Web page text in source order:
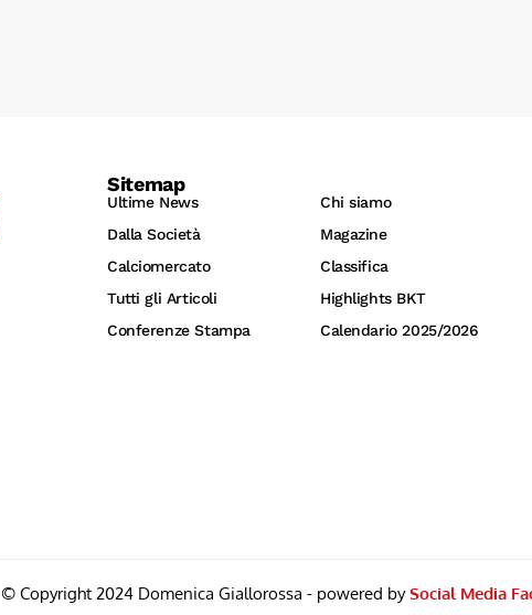
Sitemap
Ultime News
Chi siamo
Dalla Società
Magazine
Calciomercato
Classifica
Tutti gli Articoli
Highlights BKT
Conferenze Stampa
Calendario 2025/2026
© Copyright 2024 Domenica Giallorossa - powered bySocial Media